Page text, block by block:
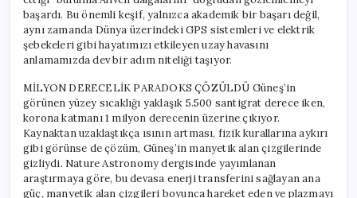
başardı. Bu önemli keşif, yalnızca akademik bir başarı değil,
aynı zamanda Dünya üzerindeki GPS sistemleri ve elektrik
şebekeleri gibi hayatımızı etkileyen uzay havasını
anlamamızda dev bir adım niteliği taşıyor.
MİLYON DERECELİK PARADOKS ÇÖZÜLDÜ Güneş’in
görünen yüzey sıcaklığı yaklaşık 5.500 santigrat derece iken,
korona katmanı 1 milyon derecenin üzerine çıkıyor.
Kaynaktan uzaklaştıkça ısının artması, fizik kurallarına aykırı
gibi görünse de çözüm, Güneş’in manyetik alan çizgilerinde
gizliydi. Nature Astronomy dergisinde yayımlanan
araştırmaya göre, bu devasa enerji transferini sağlayan ana
güç, manyetik alan çizgileri boyunca hareket eden ve plazmayı